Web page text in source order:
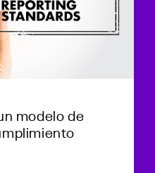
modelo de